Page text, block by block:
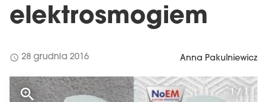
elektrosmogiem
schedule 28 grudnia 2016 Anna Pakulniewicz
1 / 1